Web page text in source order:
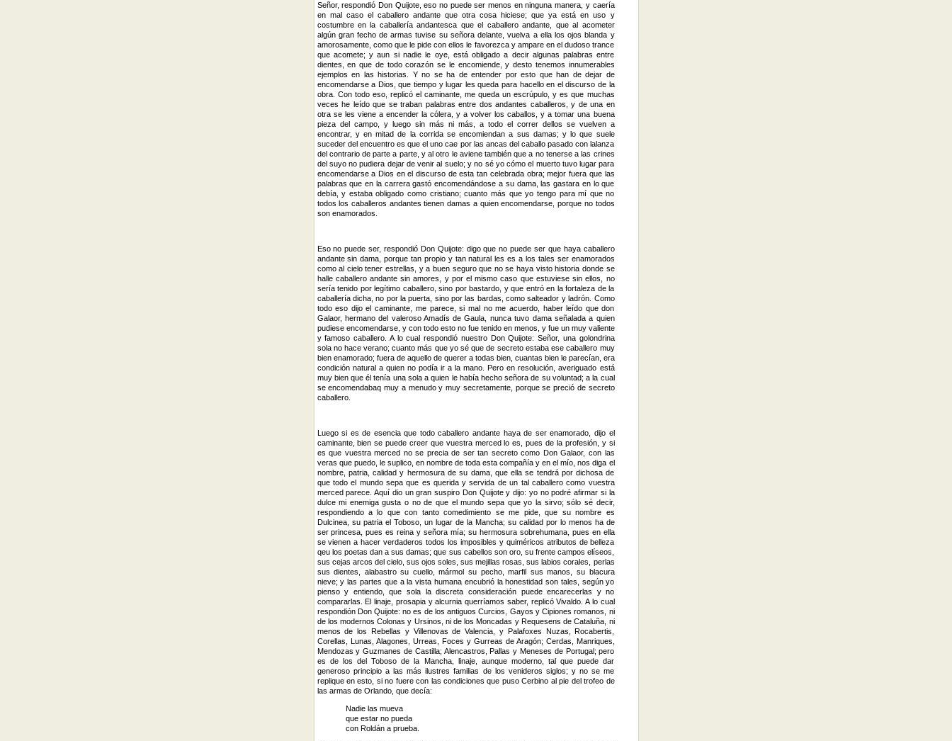
Señor, respondió Don Quijote, eso no puede ser menos en ninguna manera, y caería
en mal caso el caballero andante que otra cosa hiciese; que ya está en uso y
costumbre en la caballería andantesca que el caballero andante, que al acometer
algún gran fecho de armas tuvise su señora delante, vuelva a ella los ojos blanda y
amorosamente, como que le pide con ellos le favorezca y ampare en el dudoso trance
que acomete; y aun si nadie le oye, está obligado a decir algunas palabras entre
dientes, en que de todo corazón se le encomiende, y desto tenemos innumerables
ejemplos en las historias. Y no se ha de entender por esto que han de dejar de
encomendarse a Dios, que tiempo y lugar les queda para hacello en el discurso de la
obra. Con todo eso, replicó el caminante, me queda un escrúpulo, y es que muchas
veces he leído que se traban palabras entre dos andantes caballeros, y de una en
otra se les viene a encender la cólera, y a volver los caballos, y a tomar una buena
pieza del campo, y luego sin más ni más, a todo el correr dellos se vuelven a
encontrar, y en mitad de la corrida se encomiendan a sus damas; y lo que suele
suceder del encuentro es que el uno cae por las ancas del caballo pasado con lalanza
del contrario de parte a parte, y al otro le aviene también que a no tenerse a las crines
del suyo no pudiera dejar de venir al suelo; y no sé yo cómo el muerto tuvo lugar para
encomendarse a Dios en el discurso de esta tan celebrada obra; mejor fuera que las
palabras que en la carrera gastó encomendándose a su dama, las gastara en lo que
debía, y estaba obligado como cristiano; cuanto más que yo tengo para mí que no
todos los caballeros andantes tienen damas a quien encomendarse, porque no todos
son enamorados.
Eso no puede ser, respondió Don Quijote: digo que no puede ser que haya caballero
andante sin dama, porque tan propio y tan natural les es a los tales ser enamorados
como al cielo tener estrellas, y a buen seguro que no se haya visto historia donde se
halle caballero andante sin amores, y por el mismo caso que estuviese sin ellos, no
sería tenido por legítimo caballero, sino por bastardo, y que entró en la fortaleza de la
caballería dicha, no por la puerta, sino por las bardas, como salteador y ladrón. Como
todo eso dijo el caminante, me parece, si mal no me acuerdo, haber leído que don
Galaor, hermano del valeroso Amadís de Gaula, nunca tuvo dama señalada a quien
pudiese encomendarse, y con todo esto no fue tenido en menos, y fue un muy valiente
y famoso caballero. A lo cual respondió nuestro Don Quijote: Señor, una golondrina
sola no hace verano; cuanto más que yo sé que de secreto estaba ese caballero muy
bien enamorado; fuera de aquello de querer a todas bien, cuantas bien le parecían, era
condición natural a quien no podía ir a la mano. Pero en resolución, averiguado está
muy bien que él tenía una sola a quien le había hecho señora de su voluntad; a la cual
se encomendabaq muy a menudo y muy secretamente, porque se preció de secreto
caballero.
Luego si es de esencia que todo caballero andante haya de ser enamorado, dijo el
caminante, bien se puede creer que vuestra merced lo es, pues de la profesión, y si
es que vuestra merced no se precia de ser tan secreto como Don Galaor, con las
veras que puedo, le suplico, en nombre de toda esta compañía y en el mío, nos diga el
nombre, patria, calidad y hermosura de su dama, que ella se tendrá por dichosa de
que todo el mundo sepa que es querida y servida de un tal caballero como vuestra
merced parece. Aquí dio un gran suspiro Don Quijote y dijo: yo no podré afirmar si la
dulce mi enemiga gusta o no de que el mundo sepa que yo la sirvo; sólo sé decir,
respondiendo a lo que con tanto comedimiento se me pide, que su nombre es
Dulcinea, su patria el Toboso, un lugar de la Mancha; su calidad por lo menos ha de
ser princesa, pues es reina y señora mía; su hermosura sobrehumana, pues en ella
se vienen a hacer verdaderos todos los imposibles y quiméricos atributos de belleza
qeu los poetas dan a sus damas; que sus cabellos son oro, su frente campos elíseos,
sus cejas arcos del cielo, sus ojos soles, sus mejillas rosas, sus labios corales, perlas
sus dientes, alabastro su cuello, mármol su pecho, marfil sus manos, su blacura
nieve; y las partes que a la vista humana encubrió la honestidad son tales, según yo
pienso y entiendo, que sola la discreta consideración puede encarecerlas y no
compararlas. El linaje, prosapia y alcurnia querríamos saber, replicó Vivaldo. A lo cual
respondión Don Quijote: no es de los antiguos Curcios, Gayos y Cipiones romanos, ni
de los modernos Colonas y Ursinos, ni de los Moncadas y Requesens de Cataluña, ni
menos de los Rebellas y Villenovas de Valencia, y Palafoxes Nuzas, Rocabertis,
Corellas, Lunas, Alagones, Urreas, Foces y Gurreas de Aragón; Cerdas, Manriques,
Mendozas y Guzmanes de Castilla; Alencastros, Pallas y Meneses de Portugal; pero
es de los del Toboso de la Mancha, linaje, aunque moderno, tal que puede dar
generoso principio a las más ilustres familias de los venideros siglos; y no se me
replique en esto, si no fuere con las condiciones que puso Cerbino al pie del trofeo de
las armas de Orlando, que decía:
Nadie las mueva
que estar no pueda
con Roldán a prueba.